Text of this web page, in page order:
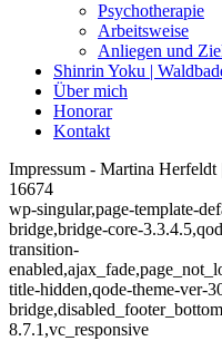
Psychotherapie
Arbeitsweise
Anliegen und
Shinrin Yoku |
Über mich
Honorar
Kontakt
Impressum - Martina
16674
wp-singular,page-template-
bridge,bridge-core-
transition-
title-hidden,qode-theme-ver-
8.7.1,vc_responsive